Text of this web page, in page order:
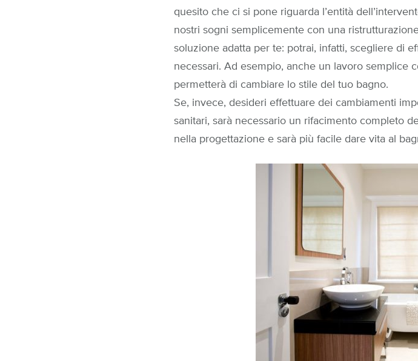
quesito che ci si pone riguarda l’entità
nostri sogni semplicemente con una
soluzione adatta per te: potrai, infatti, scegliere di
necessari. Ad esempio, anche un lavoro semplice
permetterà di cambiare lo stile del tuo bagno.
Se, invece, desideri effettuare dei cambiamenti
sanitari, sarà necessario un rifacimento completo
nella progettazione e sarà più facile dare vita al